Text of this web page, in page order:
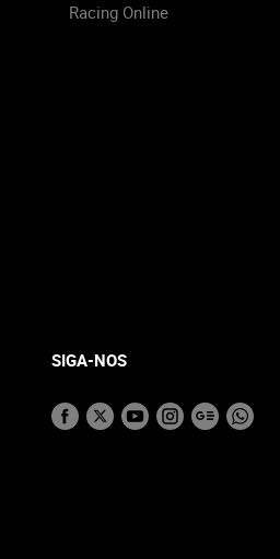
Racing Online
SIGA-NOS